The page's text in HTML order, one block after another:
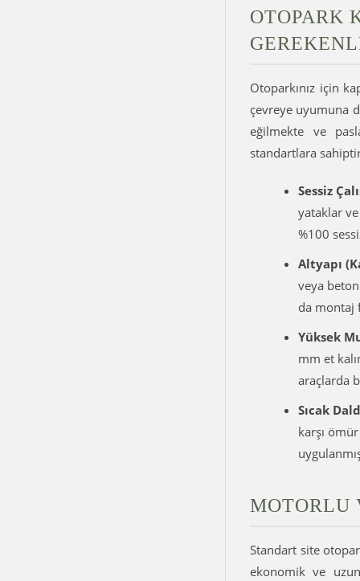
OTOPARK
Otoparkınız için
çevreye uyumuna
eğilmekte ve
standartlara
Sessiz
yataklar
%100
Altyapı
veya
da montaj
Yüksek
mm et
araçlarda
Sıcak
karşı
MOTORLU
Standart site
ekonomik ve